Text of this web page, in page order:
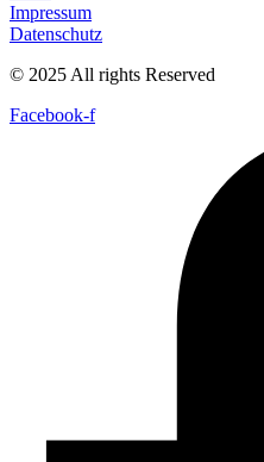
Impressum
Datenschutz
© 2025 All rights Reserved
Facebook-f